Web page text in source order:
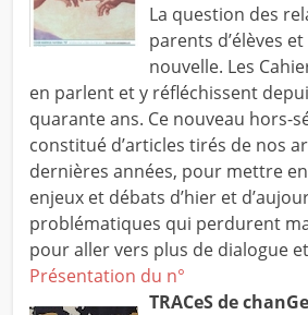
La question des
parents d’élèves et
nouvelle. Les
en parlent et y réfléchissent
quarante ans. Ce nouveau hors-
constitué d’articles tirés de nos
dernières années, pour mettre
enjeux et débats d’hier et
problématiques qui perdurent
pour aller vers plus de dialogue
Présentation du n°
TRACeS de